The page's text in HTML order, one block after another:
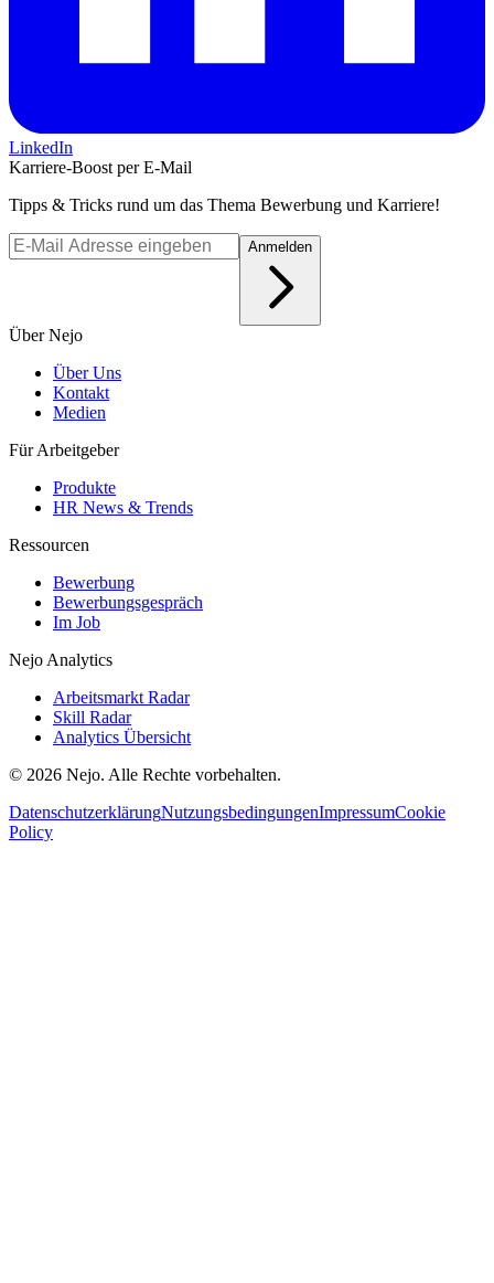
LinkedIn
Karriere-Boost per E-Mail
Tipps & Tricks rund um das Thema Bewerbung und Karriere!
Anmelden
Über Nejo
Über Uns
Kontakt
Medien
Für Arbeitgeber
Produkte
HR News & Trends
Ressourcen
Bewerbung
Bewerbungsgespräch
Im Job
Nejo Analytics
Arbeitsmarkt Radar
Skill Radar
Analytics Übersicht
© 2026 Nejo. Alle Rechte vorbehalten.
DatenschutzerklärungNutzungsbedingungenImpressumCookie
Policy